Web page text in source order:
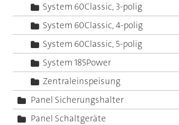
System 60Classic, 3-polig
System 60Classic, 4-polig
System 60Classic, 5-polig
System 185Power
Zentraleinspeisung
Panel Sicherungshalter
Panel Schaltgeräte